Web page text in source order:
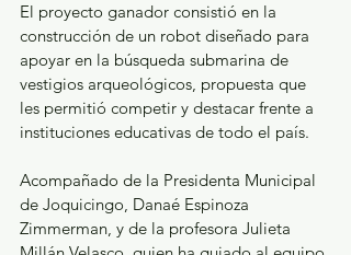
El proyecto ganador consistió en la
construcción de un robot diseñado para
apoyar en la búsqueda submarina de
vestigios arqueológicos, propuesta que
les permitió competir y destacar frente a
instituciones educativas de todo el país.
Acompañado de la Presidenta Municipal
de Joquicingo, Danaé Espinoza
Zimmerman, y de la profesora Julieta